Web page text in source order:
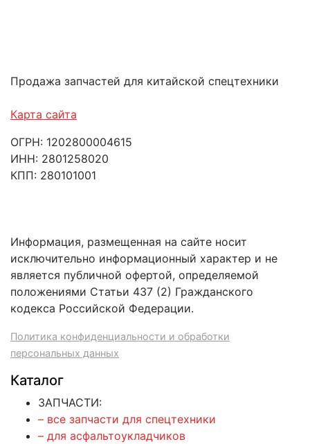
Продажа запчастей для китайской спецтехники
Карта сайта
ОГРН: 1202800004615
ИНН: 2801258020
КПП: 280101001
Информация, размещенная на сайте носит
исключительно информационный характер и не
является публичной офертой, определяемой
положениями Статьи 437 (2) Гражданского
кодекса Российской Федерации.
Политика конфиденциальности и обработки
персональных данных
Каталог
ЗАПЧАСТИ:
– все запчасти для спецтехники
– для асфальтоукладчиков